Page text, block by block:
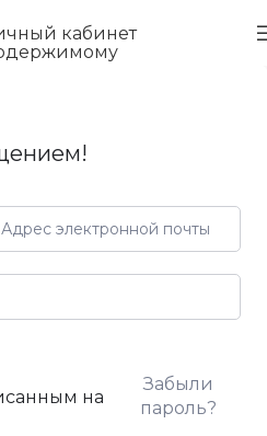
кабинет
на
Забыли
пароль?